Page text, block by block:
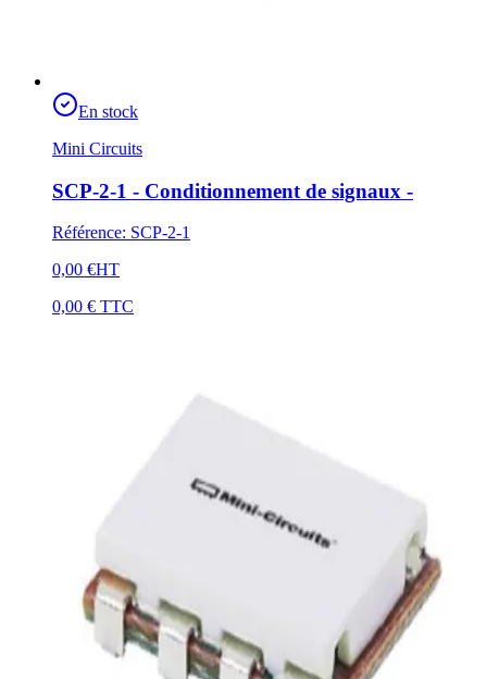
En stock
Mini Circuits
SCP-2-1 - Conditionnement de signaux -
Référence: SCP-2-1
0,00 €HT
0,00 € TTC